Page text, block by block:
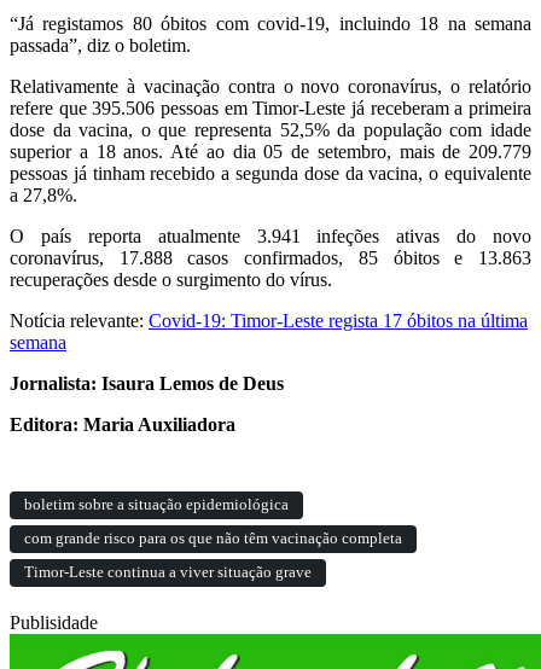
“Já registamos 80 óbitos com covid-19, incluindo 18 na semana
passada”, diz o boletim.
Relativamente à vacinação contra o novo coronavírus, o relatório
refere que 395.506 pessoas em Timor-Leste já receberam a primeira
dose da vacina, o que representa 52,5% da população com idade
superior a 18 anos. Até ao dia 05 de setembro, mais de 209.779
pessoas já tinham recebido a segunda dose da vacina, o equivalente
a 27,8%.
O país reporta atualmente 3.941 infeções ativas do novo
coronavírus, 17.888 casos confirmados, 85 óbitos e 13.863
recuperações desde o surgimento do vírus.
Notícia relevante: Covid-19: Timor-Leste regista 17 óbitos na última
semana
Jornalista: Isaura Lemos de Deus
Editora: Maria Auxiliadora
boletim sobre a situação epidemiológica
com grande risco para os que não têm vacinação completa
Timor-Leste continua a viver situação grave
Publisidade